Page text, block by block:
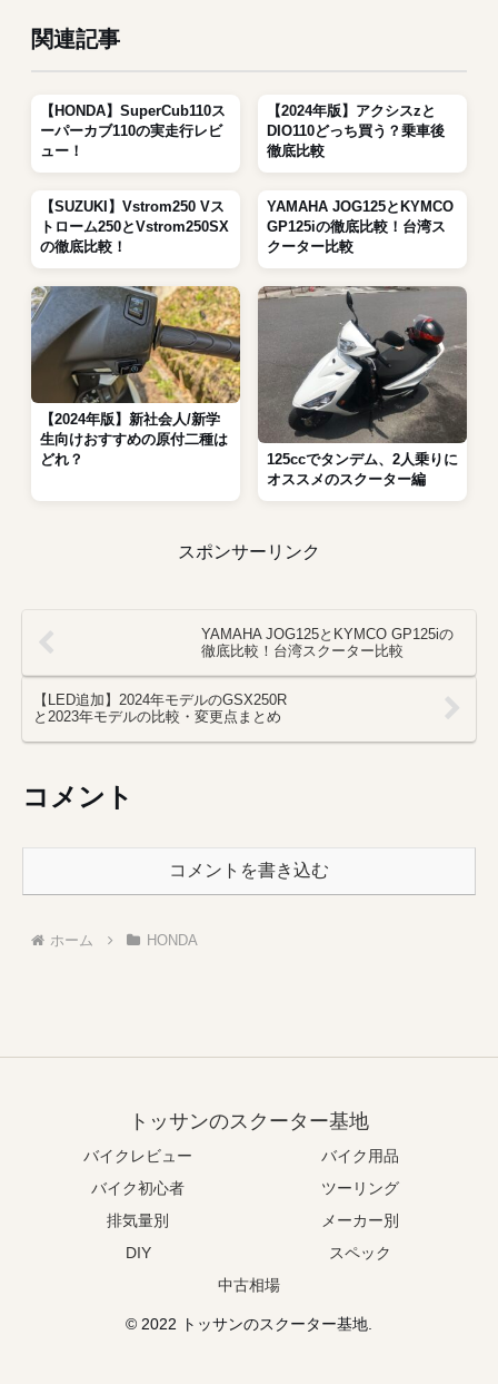
関連記事
【HONDA】SuperCub110ス
ーパーカブ110の実走行レビ
ュー！
【2024年版】アクシスzと
DIO110どっち買う？乗車後
徹底比較
【SUZUKI】Vstrom250 Vス
トローム250とVstrom250SX
の徹底比較！
YAMAHA JOG125とKYMCO
GP125iの徹底比較！台湾ス
クーター比較
【2024年版】新社会人/新学
生向けおすすめの原付二種は
どれ？
125ccでタンデム、2人乗りに
オススメのスクーター編
スポンサーリンク
YAMAHA JOG125とKYMCO GP125iの
徹底比較！台湾スクーター比較
【LED追加】2024年モデルのGSX250R
と2023年モデルの比較・変更点まとめ
コメント
コメントを書き込む
ホーム HONDA
トッサンのスクーター基地
バイクレビュー
バイク用品
バイク初心者
ツーリング
排気量別
メーカー別
DIY
スペック
中古相場
© 2022 トッサンのスクーター基地.